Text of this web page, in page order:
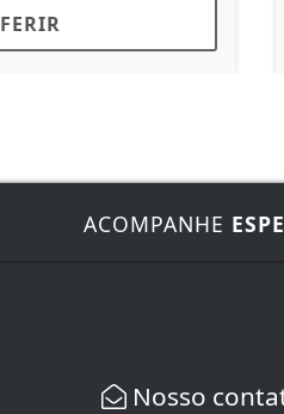
ACOMPANHE
Nosso